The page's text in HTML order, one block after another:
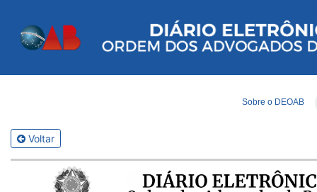
Sobre o DEOAB
Voltar